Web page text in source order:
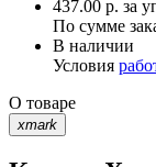
437.00 р. за
По сумме
В наличии
Условия
О товаре
xmark